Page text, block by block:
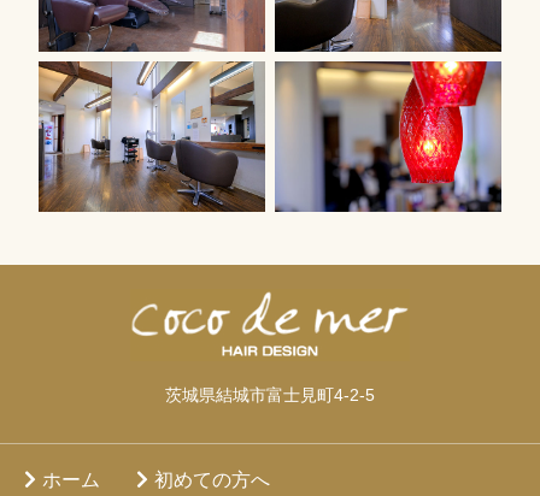
茨城県結城市富士見町4-2-5
ホーム 初めての方へ